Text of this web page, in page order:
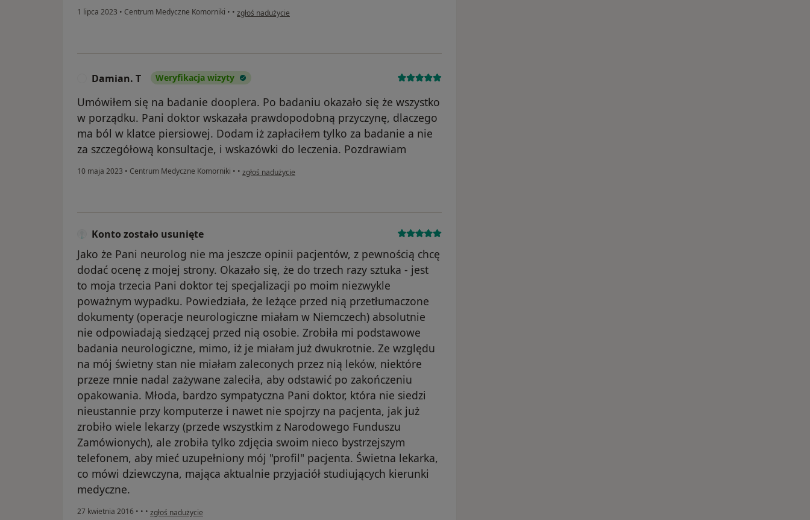
1 lipca 2023 • Centrum Medyczne Komorniki • • w opinii użytkownika Barbara Kamińska - Piwosz
zgłoś nadużycie
Damian. T Weryfikacja wizyty
Umówiłem się na badanie dooplera. Po badaniu okazało się że wszystko
w porządku. Pani doktor wskazała prawdopodobną przyczynę, dlaczego
ma ból w klatce piersiowej. Dodam iż zapłaciłem tylko za badanie a nie
za szczegółową konsultacje, i wskazówki do leczenia. Pozdrawiam
10 maja 2023 • Centrum Medyczne Komorniki • • w opinii użytkownika Damian. T
zgłoś nadużycie
Konto zostało usunięte
Jako że Pani neurolog nie ma jeszcze opinii pacjentów, z pewnością chcę
dodać ocenę z mojej strony. Okazało się, że do trzech razy sztuka - jest
to moja trzecia Pani doktor tej specjalizacji po moim niezwykle
poważnym wypadku. Powiedziała, że leżące przed nią przetłumaczone
dokumenty (operacje neurologiczne miałam w Niemczech) absolutnie
nie odpowiadają siedzącej przed nią osobie. Zrobiła mi podstawowe
badania neurologiczne, mimo, iż je miałam już dwukrotnie. Ze względu
na mój świetny stan nie miałam zaleconych przez nią leków, niektóre
przeze mnie nadal zażywane zaleciła, aby odstawić po zakończeniu
opakowania. Młoda, bardzo sympatyczna Pani doktor, która nie siedzi
nieustannie przy komputerze i nawet nie spojrzy na pacjenta, jak już
zrobiło wiele lekarzy (przede wszystkim z Narodowego Funduszu
Zamówionych), ale zrobiła tylko zdjęcia swoim nieco bystrzejszym
telefonem, aby mieć uzupełniony mój "profil" pacjenta. Świetna lekarka,
co mówi dziewczyna, mająca aktualnie przyjaciół studiujących kierunki
medyczne.
27 kwietnia 2016 • • • w opinii użytkownika Konto zostało usunięte
zgłoś nadużycie